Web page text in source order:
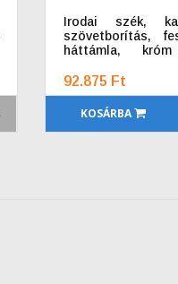
Irodai szék,
szövetborítás,
háttámla,
92.875 Ft
KOSÁRBA